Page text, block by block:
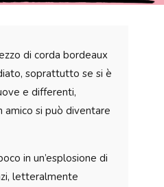
di corda bordeaux
soprattutto se si è
e differenti,
amico si può diventare
in un’esplosione di
letteralmente